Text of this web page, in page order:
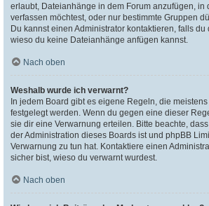
erlaubt, Dateianhänge in dem Forum anzufügen, in
verfassen möchtest, oder nur bestimmte Gruppen
Du kannst einen Administrator kontaktieren, falls du
wieso du keine Dateianhänge anfügen kannst.
Nach oben
Weshalb wurde ich verwarnt?
In jedem Board gibt es eigene Regeln, die
festgelegt werden. Wenn du gegen eine dieser
sie dir eine Verwarnung erteilen. Bitte beachte,
der Administration dieses Boards ist und phpBB
Verwarnung zu tun hat. Kontaktiere einen
sicher bist, wieso du verwarnt wurdest.
Nach oben